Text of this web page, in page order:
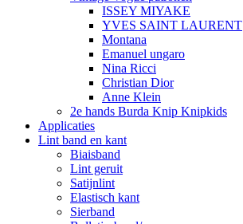
ISSEY MIYAKE
YVES SAINT LAURENT
Montana
Emanuel ungaro
Nina Ricci
Christian Dior
Anne Klein
2e hands Burda Knip Knipkids
Applicaties
Lint band en kant
Biaisband
Lint geruit
Satijnlint
Elastisch kant
Sierband